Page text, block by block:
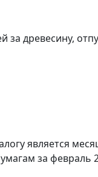
за древесину,
является
за февраль